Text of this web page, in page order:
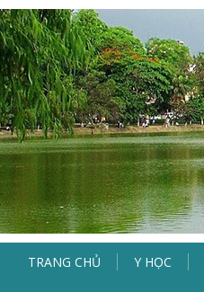
TRANG CHỦ Y HỌC